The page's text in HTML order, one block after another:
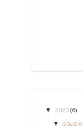
▼ 2020 (6)
▼ sausio